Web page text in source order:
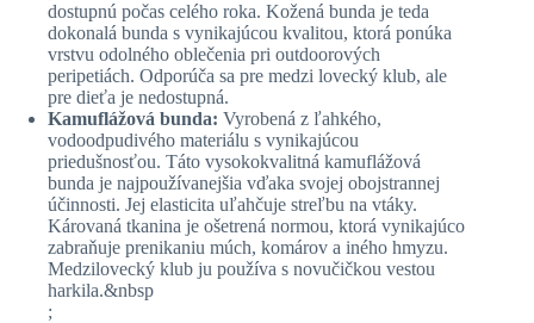
dostupnú počas celého roka. Kožená bunda je teda
dokonalá bunda s vynikajúcou kvalitou, ktorá ponúka
vrstvu odolného oblečenia pri outdoorových
peripetiách. Odporúča sa pre medzi lovecký klub, ale
pre dieťa je nedostupná.
Kamuflážová bunda: Vyrobená z ľahkého,
vodoodpudivého materiálu s vynikajúcou
priedušnosťou. Táto vysokokvalitná kamuflážová
bunda je najpoužívanejšia vďaka svojej obojstrannej
účinnosti. Jej elasticita uľahčuje streľbu na vtáky.
Károvaná tkanina je ošetrená normou, ktorá vynikajúco
zabraňuje prenikaniu múch, komárov a iného hmyzu.
Medzilovecký klub ju používa s novučičkou vestou
harkila.&nbsp
;